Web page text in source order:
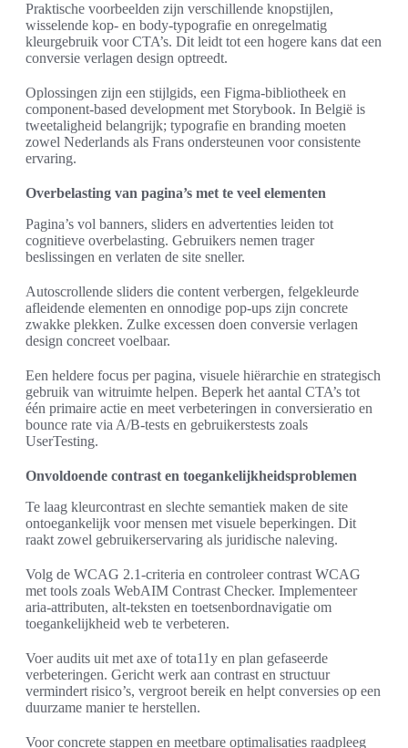
Praktische voorbeelden zijn verschillende knopstijlen,
wisselende kop- en body-typografie en onregelmatig
kleurgebruik voor CTA’s. Dit leidt tot een hogere kans dat een
conversie verlagen design optreedt.
Oplossingen zijn een stijlgids, een Figma-bibliotheek en
component-based development met Storybook. In België is
tweetaligheid belangrijk; typografie en branding moeten
zowel Nederlands als Frans ondersteunen voor consistente
ervaring.
Overbelasting van pagina’s met te veel elementen
Pagina’s vol banners, sliders en advertenties leiden tot
cognitieve overbelasting. Gebruikers nemen trager
beslissingen en verlaten de site sneller.
Autoscrollende sliders die content verbergen, felgekleurde
afleidende elementen en onnodige pop-ups zijn concrete
zwakke plekken. Zulke excessen doen conversie verlagen
design concreet voelbaar.
Een heldere focus per pagina, visuele hiërarchie en strategisch
gebruik van witruimte helpen. Beperk het aantal CTA’s tot
één primaire actie en meet verbeteringen in conversieratio en
bounce rate via A/B-tests en gebruikerstests zoals
UserTesting.
Onvoldoende contrast en toegankelijkheidsproblemen
Te laag kleurcontrast en slechte semantiek maken de site
ontoegankelijk voor mensen met visuele beperkingen. Dit
raakt zowel gebruikerservaring als juridische naleving.
Volg de WCAG 2.1-criteria en controleer contrast WCAG
met tools zoals WebAIM Contrast Checker. Implementeer
aria-attributen, alt-teksten en toetsenbordnavigatie om
toegankelijkheid web te verbeteren.
Voer audits uit met axe of tota11y en plan gefaseerde
verbeteringen. Gericht werk aan contrast en structuur
vermindert risico’s, vergroot bereik en helpt conversies op een
duurzame manier te herstellen.
Voor concrete stappen en meetbare optimalisaties raadpleeg